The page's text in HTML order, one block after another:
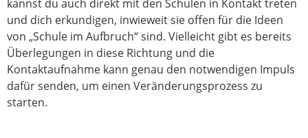
kannst du auch direkt mit den Schulen in Kontakt treten
und dich erkundigen, inwieweit sie offen für die Ideen
von „Schule im Aufbruch“ sind. Vielleicht gibt es bereits
Überlegungen in diese Richtung und die
Kontaktaufnahme kann genau den notwendigen Impuls
dafür senden, um einen Veränderungsprozess zu
starten.